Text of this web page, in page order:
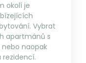
okolí je
Vybrat
apartmánů s
naopak